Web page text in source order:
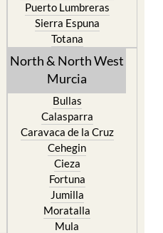
Puerto Lumbreras
Sierra Espuna
Totana
North & North West
Murcia
Bullas
Calasparra
Caravaca de la Cruz
Cehegin
Cieza
Fortuna
Jumilla
Moratalla
Mula